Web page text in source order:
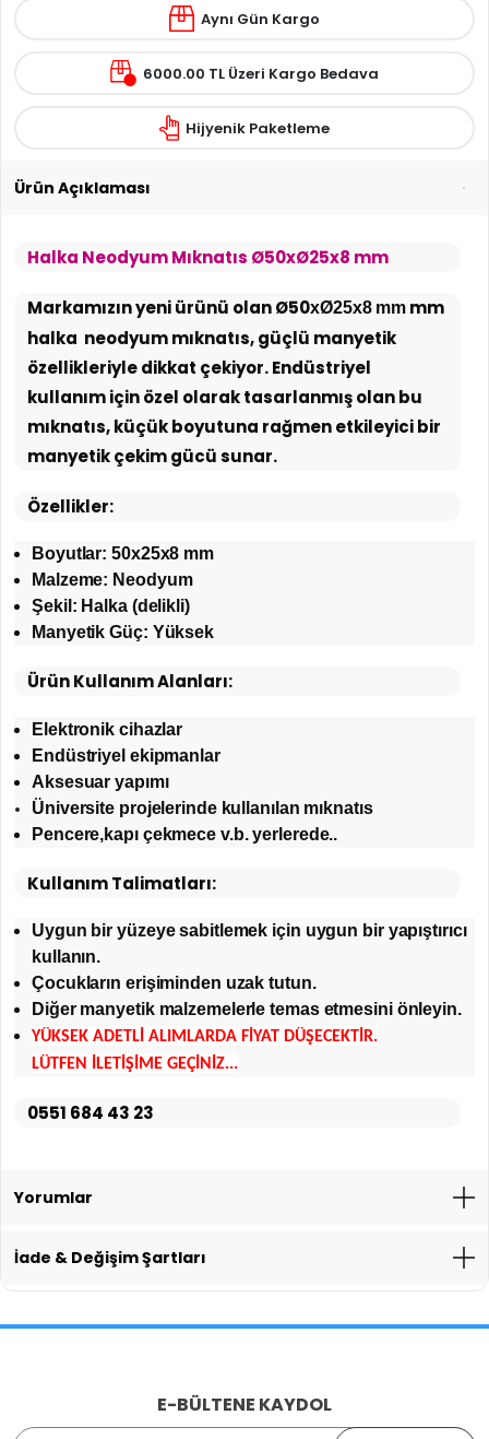
Aynı Gün Kargo
6000.00 TL Üzeri Kargo Bedava
Hijyenik Paketleme
Ürün Açıklaması
Halka Neodyum Mıknatıs Ø50xØ25x8 mm
Markamızın yeni ürünü olan Ø50xØ25x8 mm mm
halka neodyum mıknatıs, güçlü manyetik
özellikleriyle dikkat çekiyor. Endüstriyel
kullanım için özel olarak tasarlanmış olan bu
mıknatıs, küçük boyutuna rağmen etkileyici bir
manyetik çekim gücü sunar.
Özellikler:
Boyutlar: 50x25x8 mm
Malzeme: Neodyum
Şekil: Halka (delikli)
Manyetik Güç: Yüksek
Ürün Kullanım Alanları:
Elektronik cihazlar
Endüstriyel ekipmanlar
Aksesuar yapımı
Üniversite projelerinde kullanılan mıknatıs
Pencere,kapı çekmece v.b. yerlerede..
Kullanım Talimatları:
Uygun bir yüzeye sabitlemek için uygun bir yapıştırıcı
kullanın.
Çocukların erişiminden uzak tutun.
Diğer manyetik malzemelerle temas etmesini önleyin.
YÜKSEK ADETLİ ALIMLARDA FİYAT DÜŞECEKTİR.
LÜTFEN İLETİŞİME GEÇİNİZ...
0551 684 43 23
Yorumlar
Adınız Soyadınız
İade & Değişim Şartları
E-BÜLTENE KAYDOL